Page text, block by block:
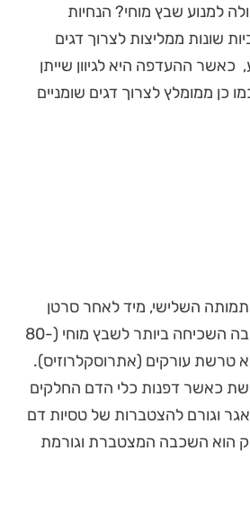
למנוע שבץ מוחי? הנחיות
שונות ממליצות לצרוך דגים
כאשר ההעדפה היא לגיוון שייתן
כן ממומלץ לצרוך דגים שומניים
השלישי, מיד לאחר סרטן
ואירועים לבביים. הסיבה השכיחה ביותר לשבץ מוחי (80-
טרשת עורקים (אתרוסקלרוזיס).
כאשר דפנות כלי הדם החלקים
וגורם להצטברות של טסיות דם
הוא השכבה המצטברת וגורמת